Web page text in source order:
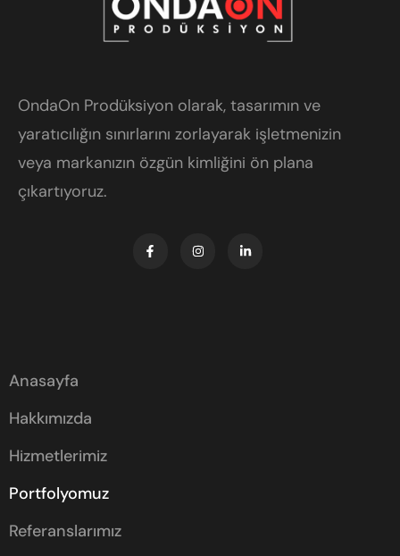
OndaOn Prodüksiyon olarak, tasarımın ve
yaratıcılığın sınırlarını zorlayarak işletmenizin
veya markanızın özgün kimliğini ön plana
çıkartıyoruz.
Anasayfa
Hakkımızda
Hizmetlerimiz
Portfolyomuz
Referanslarımız